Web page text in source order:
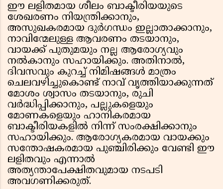
ഈ ലളിതമായ ശീലം ബാക്ടീരിയയുടെ
ശേഖരണം നിയന്ത്രിക്കാനും,
അസുഖകരമായ ദുർഗന്ധം ഇല്ലാതാക്കാനും,
നാവിന്മേലുള്ള ആവരണം തടയാനും,
വായക്ക് പുതുമയും നല്ല ആരോഗ്യവും
നൽകാനും സഹായിക്കും. അതിനാൽ,
ദിവസവും കുറച്ച് നിമിഷങ്ങൾ മാത്രം
ചെലവഴിച്ചുകൊണ്ട് നാവ് വൃത്തിയാക്കുന്നത്
മോശം ശ്വാസം തടയാനും, രുചി
വർദ്ധിപ്പിക്കാനും, പല്ലുകളെയും
മോണകളെയും ഹാനികരമായ
ബാക്ടീരിയകളിൽ നിന്ന് സംരക്ഷിക്കാനും
സഹായിക്കും. ആരോഗ്യകരമായ വായക്കും
സന്തോഷകരമായ പുഞ്ചിരിക്കും വേണ്ടി ഈ
ലളിതവും എന്നാൽ
അത്യന്താപേക്ഷിതവുമായ നടപടി
അവഗണിക്കരുത്.